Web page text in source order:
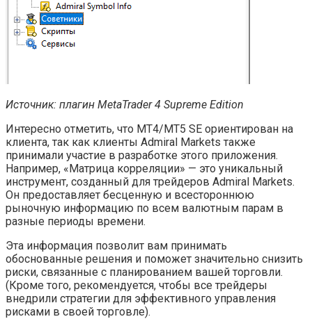
Источник: плагин MetaTrader 4 Supreme Edition
Интересно отметить, что MT4/MT5 SE ориентирован на
клиента, так как клиенты Admiral Markets также
принимали участие в разработке этого приложения.
Например, «Матрица корреляции» — это уникальный
инструмент, созданный для трейдеров Admiral Markets.
Он предоставляет бесценную и всестороннюю
рыночную информацию по всем валютным парам в
разные периоды времени.
Эта информация позволит вам принимать
обоснованные решения и поможет значительно снизить
риски, связанные с планированием вашей торговли.
(Кроме того, рекомендуется, чтобы все трейдеры
внедрили стратегии для эффективного управления
рисками в своей торговле).